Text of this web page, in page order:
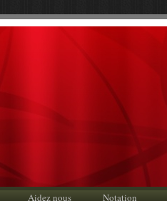
Aidez nous Notation